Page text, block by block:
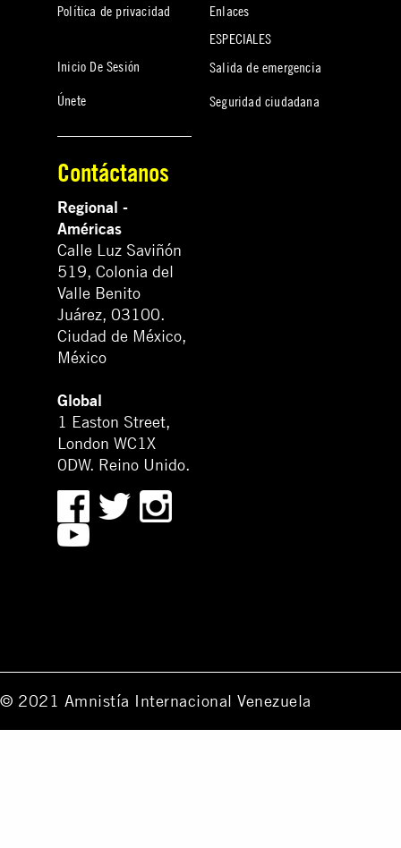
Política de privacidad
Inicio De Sesión
Únete
Enlaces
ESPECIALES
Salida de emergencia
Seguridad ciudadana
Contáctanos
Regional -
Américas
Calle Luz Saviñón
519, Colonia del
Valle Benito
Juárez, 03100.
Ciudad de México,
México
Global
1 Easton Street,
London WC1X
0DW. Reino Unido.
© 2021 Amnistía Internacional Venezuela